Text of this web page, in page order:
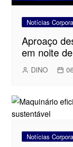
Notícias
Aproaço
em noite
DINO
Notícias